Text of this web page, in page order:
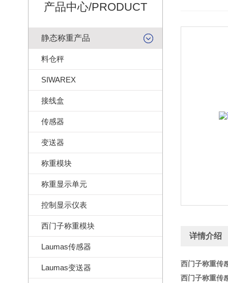
产品中心/PRODUCT
静态称重产品
料仓秤
SIWAREX
接线盒
传感器
变送器
称重模块
称重显示单元
控制显示仪表
西门子称重模块
Laumas传感器
Laumas变送器
详情介绍
西门子称重传
西门子称重传